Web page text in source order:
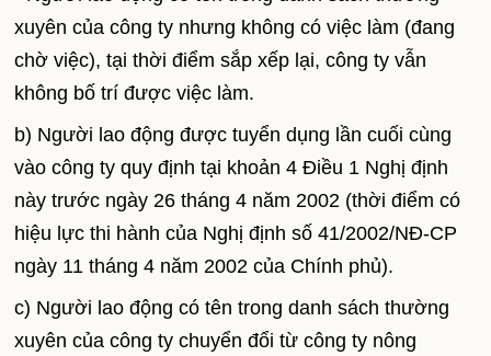
xuyên của công ty nhưng không có việc làm (đang
chờ việc), tại thời điểm sắp xếp lại, công ty vẫn
không bố trí được việc làm.
b) Người lao động được tuyển dụng lần cuối cùng
vào công ty quy định tại khoản 4 Điều 1 Nghị định
này trước ngày 26 tháng 4 năm 2002 (thời điểm có
hiệu lực thi hành của Nghị định số 41/2002/NĐ-CP
ngày 11 tháng 4 năm 2002 của Chính phủ).
c) Người lao động có tên trong danh sách thường
xuyên của công ty chuyển đổi từ công ty nông